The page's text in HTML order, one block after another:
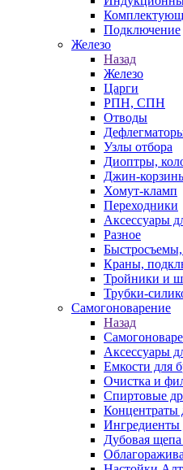
Подключение
Железо
Назад
Железо
Царги
РПН, СПН
Отводы
Узлы отбора
Диоптры,
Джин-
Хомут-кламп
Переходники
Аксессуары
Разное
Краны,
Тройники и
Трубки-
Самогоноварение
Назад
Аксессуары
Емкости для
Очистка и
Спиртовые
Концентраты
Ингредиенты
Дубовая щепа